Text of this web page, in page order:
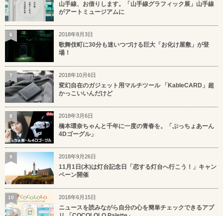
山手線、お借りします。「山手線グラフィック展」山手線
がアートミュージアムに
2018年8月3日
歌舞伎町に30分も迷いつづける巨大「お化け屋敷」が登
場！
6
2018年10月6日
変幻自在のガジェット用マルチツール 「KableCARD」超
かっこいいんだけど
7
2018年3月6日
橋本環奈ちゃんと千年に一度の青春を。「ぷっちょあーん
4Dゴーグル」
8
2018年9月26日
11月1日(木)は灯台記念日「恋する灯台へ行こう！」キャン
ペーン開催
9
2018年6月15日
ニュースを読みながら自分の心を簡単チェックできるアプ
10